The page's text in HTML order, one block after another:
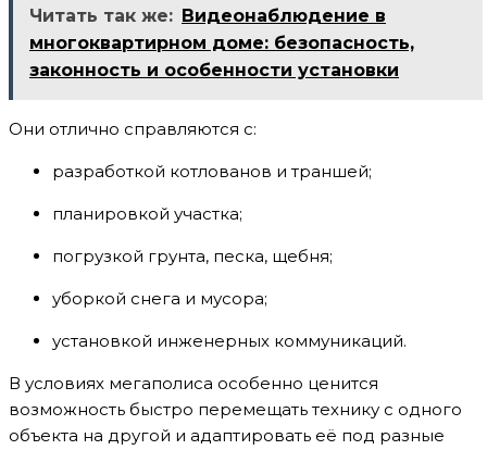
Читать так же: Видеонаблюдение в
многоквартирном доме: безопасность,
законность и особенности установки
Они отлично справляются с:
разработкой котлованов и траншей;
планировкой участка;
погрузкой грунта, песка, щебня;
уборкой снега и мусора;
установкой инженерных коммуникаций.
В условиях мегаполиса особенно ценится
возможность быстро перемещать технику с одного
объекта на другой и адаптировать её под разные